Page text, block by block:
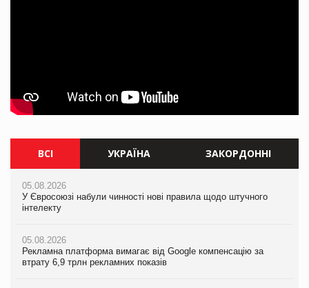
ВСІ УКРАЇНА ЗАКОРДОННІ
05.08.2026
У Євросоюзі набули чинності нові правила щодо штучного
інтелекту
05.08.2026
Рекламна платформа вимагає від Google компенсацію за
втрату 6,9 трлн рекламних показів
05.08.2026
Мережа супермаркетів VARUS купує мережу магазинів
формату convenience store КОЛО: об’єднана компанія
05.08.2026
Російська атака 5 серпня стала одним із наймасштабніших
05.08.2026
У Євросоюзі набули чинності нові правила щодо штучного
інтелекту
05.08.2026
Рекламна платформа вимагає від Google компенсацію за
втрату 6,9 трлн рекламних показів